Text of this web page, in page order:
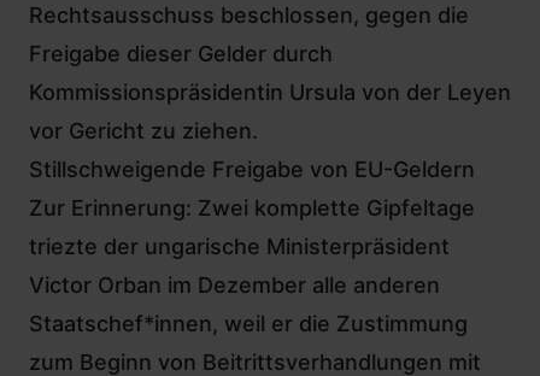
Rechtsausschuss beschlossen, gegen die
Freigabe dieser Gelder durch
Kommissionspräsidentin Ursula von der Leyen
vor Gericht zu ziehen.
Stillschweigende Freigabe von EU-Geldern
Zur Erinnerung: Zwei komplette Gipfeltage
triezte der ungarische Ministerpräsident
Victor Orban im Dezember alle anderen
Staatschef*innen, weil er die Zustimmung
zum Beginn von Beitrittsverhandlungen mit